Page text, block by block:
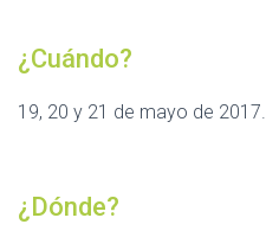
¿Cuándo?
19, 20 y 21 de mayo de 2017.
¿Dónde?